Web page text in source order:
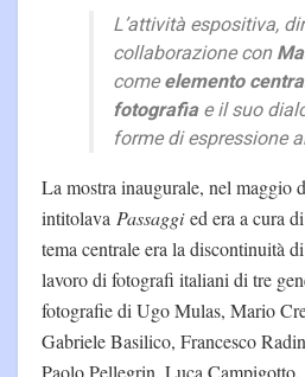
L’attività espositiva,
collaborazione con
comeelemento
fotografiae il suo
forme di espressione
La mostra inaugurale, nel maggio
intitolava Passaggied era a cura
tema centrale era la discontinuità
lavoro di fotografi italiani di tre
fotografie di Ugo Mulas, Mario
Gabriele Basilico, Francesco
Paolo Pellegrin, Luca